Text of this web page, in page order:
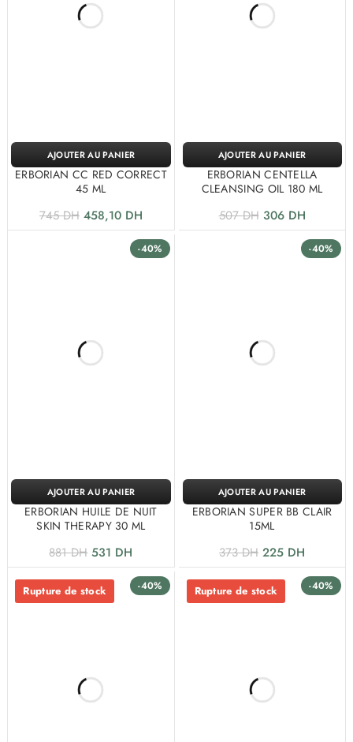
ERBORIAN CC RED CORRECT
45 ML
745DH 458,10 DH
AJOUTER AU PANIER
ERBORIAN CENTELLA
CLEANSING OIL 180 ML
507DH 306 DH
AJOUTER AU PANIER
-40%
ERBORIAN HUILE DE NUIT
SKIN THERAPY 30 ML
881DH 531 DH
AJOUTER AU PANIER
-40%
ERBORIAN SUPER BB CLAIR
15ML
373DH 225 DH
AJOUTER AU PANIER
-40%
Rupture de stock -40%
Rupture de stock